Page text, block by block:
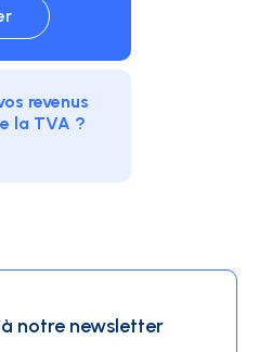
revenus
la TVA ?
notre newsletter